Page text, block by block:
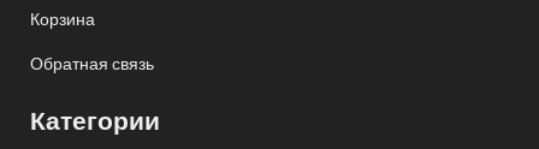
Корзина
Обратная связь
Категории